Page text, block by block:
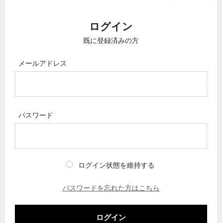
ログイン
既に登録済みの方
メールアドレス
パスワード
ログイン状態を維持する
パスワードを忘れた方はこちら
ログイン